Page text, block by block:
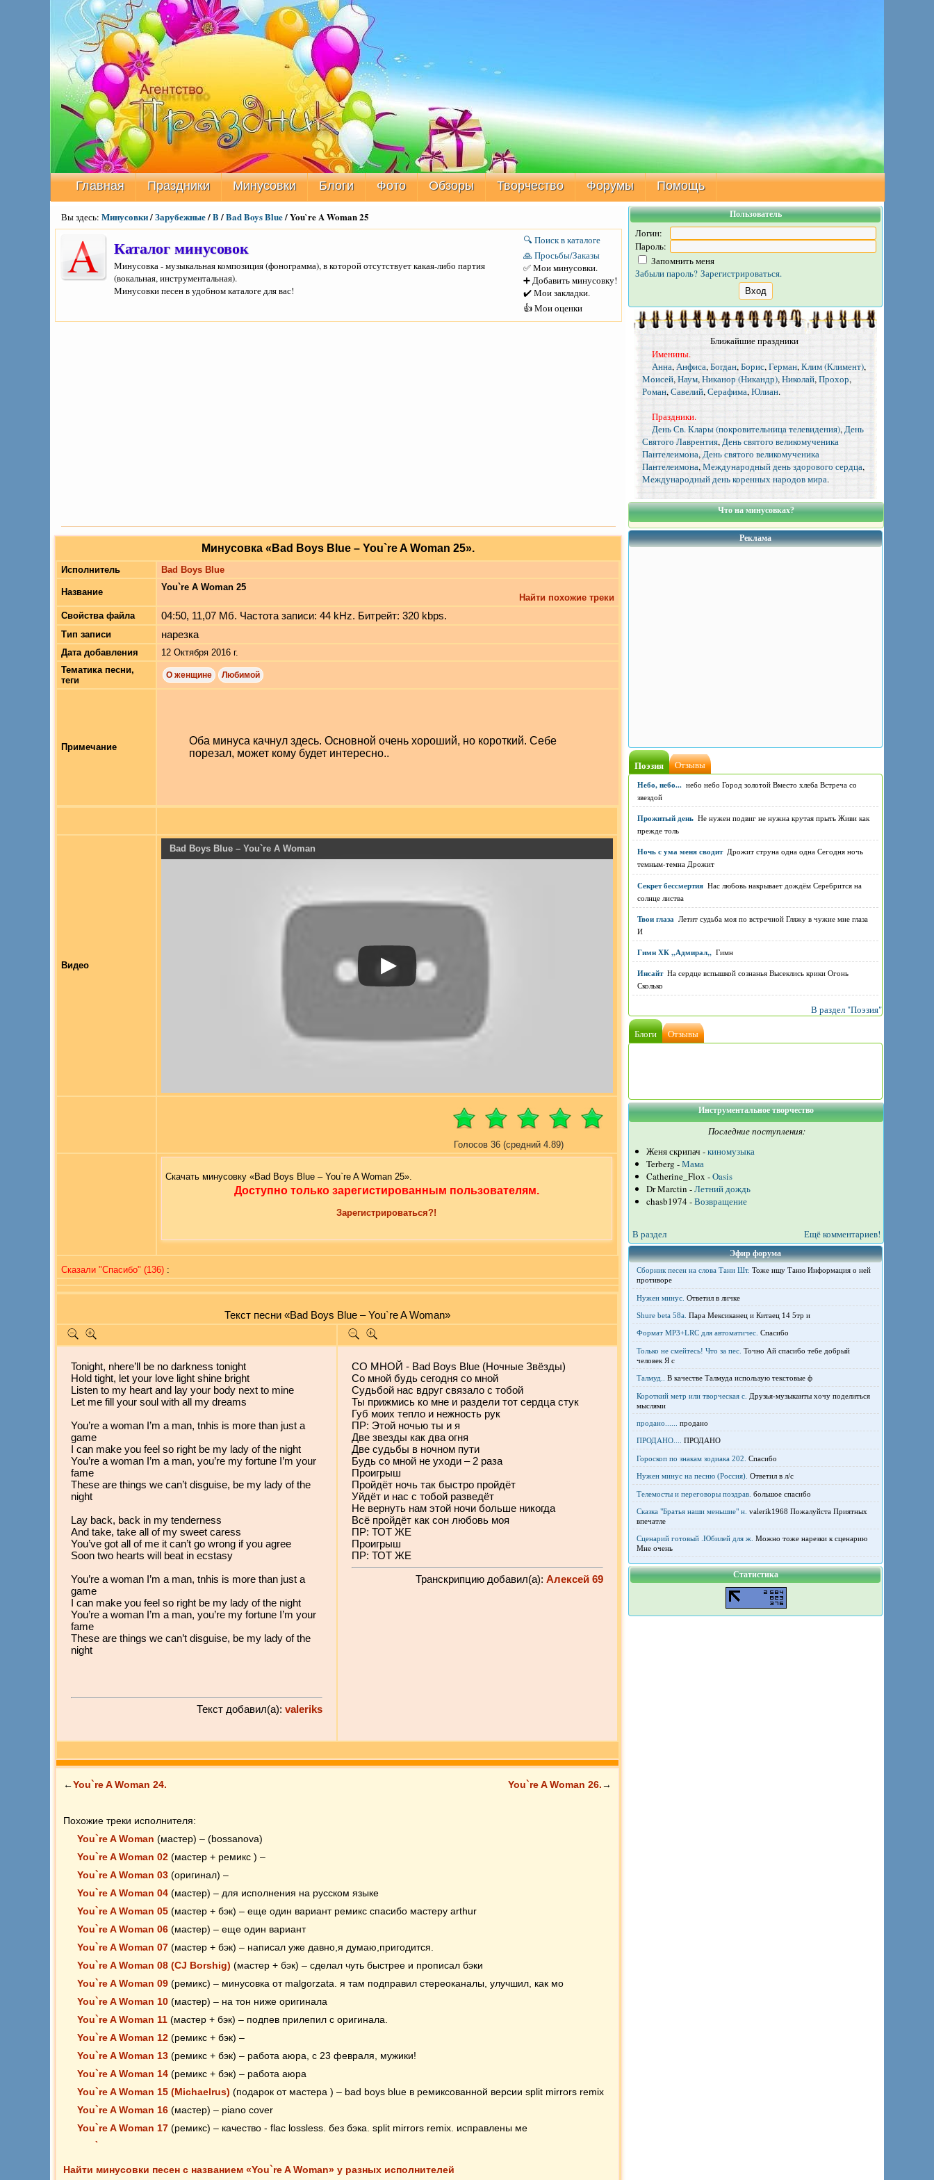
Главная Праздники Минусовки Блоги Фото Обзоры Творчество Форумы Помощь
Вы здесь: Минусовки/Зарубежные/B/Bad Boys Blue/ You`re A Woman 25
Каталог минусовок
Минусовка - музыкальная композиция (фонограмма), в которой отсутствует какая-либо партия
(вокальная, инструментальная).
Минусовки песен в удобном каталоге для вас!
🔍 Поиск в каталоге
🙏 Просьбы/Заказы
✅ Мои минусовки.
➕ Добавить минусовку!
✔️ Мои закладки.
👍 Мои оценки
Минусовка «Bad Boys Blue – You`re A Woman 25».
Исполнитель Bad Boys Blue
Название
You`re A Woman 25
Найти похожие треки
Свойства файла
04:50, 11,07 Мб. Частота записи: 44 kHz. Битрейт: 320 kbps.
Тип записи нарезка
Дата добавления
12 Октября 2016 г.
Тематика песни,
теги
О женщине Любимой
Примечание
Оба минуса качнул здесь. Основной очень хороший, но короткий. Себе
порезал, может кому будет интересно..
Видео
Bad Boys Blue – You`re A Woman
Голосов 36 (средний 4.89)
Скачать минусовку «Bad Boys Blue – You`re A Woman 25».
Доступно только зарегистированным пользователям.
Зарегистрироваться?!
Сказали "Cпасибо" (136) :
Текст песни «Bad Boys Blue – You`re A Woman»
Tonight, nhere’ll be no darkness tonight
Hold tight, let your love light shine bright
Listen to my heart and lay your body next to mine
Let me fill your soul with all my dreams
You’re a woman I’m a man, tnhis is more than just a
game
I can make you feel so right be my lady of the night
You’re a woman I’m a man, you’re my fortune I’m your
fame
These are things we can’t disguise, be my lady of the
night
Lay back, back in my tenderness
And take, take all of my sweet caress
You’ve got all of me it can’t go wrong if you agree
Soon two hearts will beat in ecstasy
You’re a woman I’m a man, tnhis is more than just a
game
I can make you feel so right be my lady of the night
You’re a woman I’m a man, you’re my fortune I’m your
fame
These are things we can’t disguise, be my lady of the
night
Текст добавил(а): valeriks
СО МНОЙ - Bad Boys Blue (Ночные Звёзды)
Со мной будь сегодня со мной
Судьбой нас вдруг связало с тобой
Ты прижмись ко мне и раздели тот сердца стук
Губ моих тепло и нежность рук
ПР: Этой ночью ты и я
Две звезды как два огня
Две судьбы в ночном пути
Будь со мной не уходи – 2 раза
Проигрыш
Пройдёт ночь так быстро пройдёт
Уйдёт и нас с тобой разведёт
Не вернуть нам этой ночи больше никогда
Всё пройдёт как сон любовь моя
ПР: ТОТ ЖЕ
Проигрыш
ПР: ТОТ ЖЕ
Транскрипцию добавил(а): Алексей 69
←You`re A Woman 24. You`re A Woman 26.→
Похожие треки исполнителя:
You`re A Woman (мастер) – (bossanova)
You`re A Woman 02 (мастер + ремикс ) –
You`re A Woman 03 (оригинал) –
You`re A Woman 04 (мастер) – для исполнения на русском языке
You`re A Woman 05 (мастер + бэк) – еще один вариант ремикс спасибо мастеру arthur
You`re A Woman 06 (мастер) – еще один вариант
You`re A Woman 07 (мастер + бэк) – написал уже давно,я думаю,пригодится.
You`re A Woman 08 (CJ Borshig) (мастер + бэк) – сделал чуть быстрее и прописал бэки
You`re A Woman 09 (ремикс) – минусовка от malgorzata. я там подправил стереоканалы, улучшил, как мо
You`re A Woman 10 (мастер) – на тон ниже оригинала
You`re A Woman 11 (мастер + бэк) – подпев прилепил с оригинала.
You`re A Woman 12 (ремикс + бэк) –
You`re A Woman 13 (ремикс + бэк) – работа аюра, с 23 февраля, мужики!
You`re A Woman 14 (ремикс + бэк) – работа аюра
You`re A Woman 15 (Michaelrus) (подарок от мастера ) – bad boys blue в ремиксованной версии split mirrors remix
You`re A Woman 16 (мастер) – piano cover
You`re A Woman 17 (ремикс) – качество - flac lossless. без бэка. split mirrors remix. исправлены ме
You`re A Woman 18
You`re A Woman 19
Найти минусовки песен с названием «You`re A Woman» у разных исполнителей
Пользователь
Логин:
Пароль:
Запомнить меня
Забыли пароль? Зарегистрироваться.
Ближайшие праздники
Именины.
Анна,Анфиса,Богдан,Борис,Герман,Клим (Климент),
Моисей,Наум,Никанор (Никандр),Николай,Прохор,
Роман,Савелий,Серафима,Юлиан.
Праздники.
День Св. Клары (покровительница телевидения),День
Святого Лаврентия,День святого великомученика
Пантелеимона,День святого великомученика
Пантелеимона,Международный день здорового сердца,
Международный день коренных народов мира.
Что на минусовках?
Реклама
Поэзия Отзывы
Небо, небо... небо небо Город золотой Вместо хлеба Встреча со
звездой
Прожитый день Не нужен подвиг не нужна крутая прыть Живи как
прежде толь
Ночь с ума меня сводит Дрожит струна одна одна Сегодня ночь
темным-темна Дрожит
Секрет бессмертия Нас любовь накрывает дождём Серебрится на
солнце листва
Твои глаза Летит судьба моя по встречной Гляжу в чужие мне глаза
И
Гимн ХК ,,Адмирал,, Гимн
Инсайт На сердце вспышкой сознанья Высеклись крики Огонь
Сколько
В раздел "Поэзия"
Блоги
Отзывы
Инструментальное творчество
Последние поступления:
Женя скрипач -киномузыка
Terberg -Мама
Catherine_Flox -Oasis
Dr Marctin -Летний дождь
chasb1974 -Возвращение
В раздел Ещё комментариев!
Эфир форума
Сборник песен на слова Тани Шт. Тоже ищу Таню Информация о ней
противоре
Нужен минус. Ответил в личке
Shure beta 58а. Пара Мексиканец и Китаец 14 5тр и
Формат MP3+LRC для автоматичес. Спасибо
Только не смейтесь! Что за пес. Точно Ай спасибо тебе добрый
человек Я с
Талмуд.. В качестве Талмуда использую текстовые ф
Короткий метр или творческая с. Друзья-музыканты хочу поделиться
мыслями
продано...... продано
ПРОДАНО.... ПРОДАНО
Гороскоп по знакам зодиака 202. Спасибо
Нужен минус на песню (Россия). Ответил в л/с
Телемосты и переговоры поздрав. большое спасибо
Сказка "Братья наши меньшие" н. valerik1968 Пожалуйста Приятных
впечатле
Сценарий готовый .Юбилей для ж. Можно тоже нарезки к сценарию
Мне очень
Статистика